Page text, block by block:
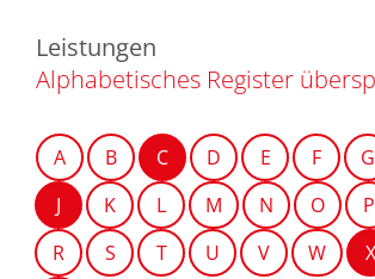
Leistungen
Alphabetisches Register
A B C D E F G
J
K L M N O P
R
S T U V W X